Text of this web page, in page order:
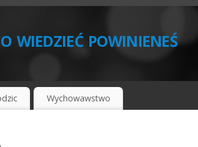
wiedzieć powinieneś
Wychowawstwo